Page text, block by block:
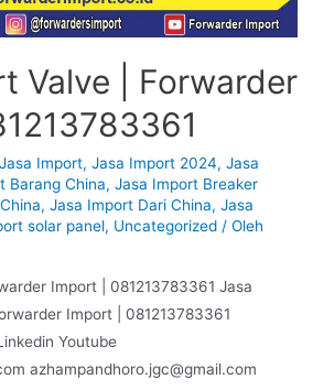
Valve | Forwarder
Jasa Import, Jasa Import 2024, Jasa
Barang China, Jasa Import Breaker
, Jasa Import Dari China, Jasa
solar panel, Uncategorized/ Oleh
Import | 081213783361 Jasa
Import | 081213783361
Youtube
azhampandhoro.jgc@gmail.com